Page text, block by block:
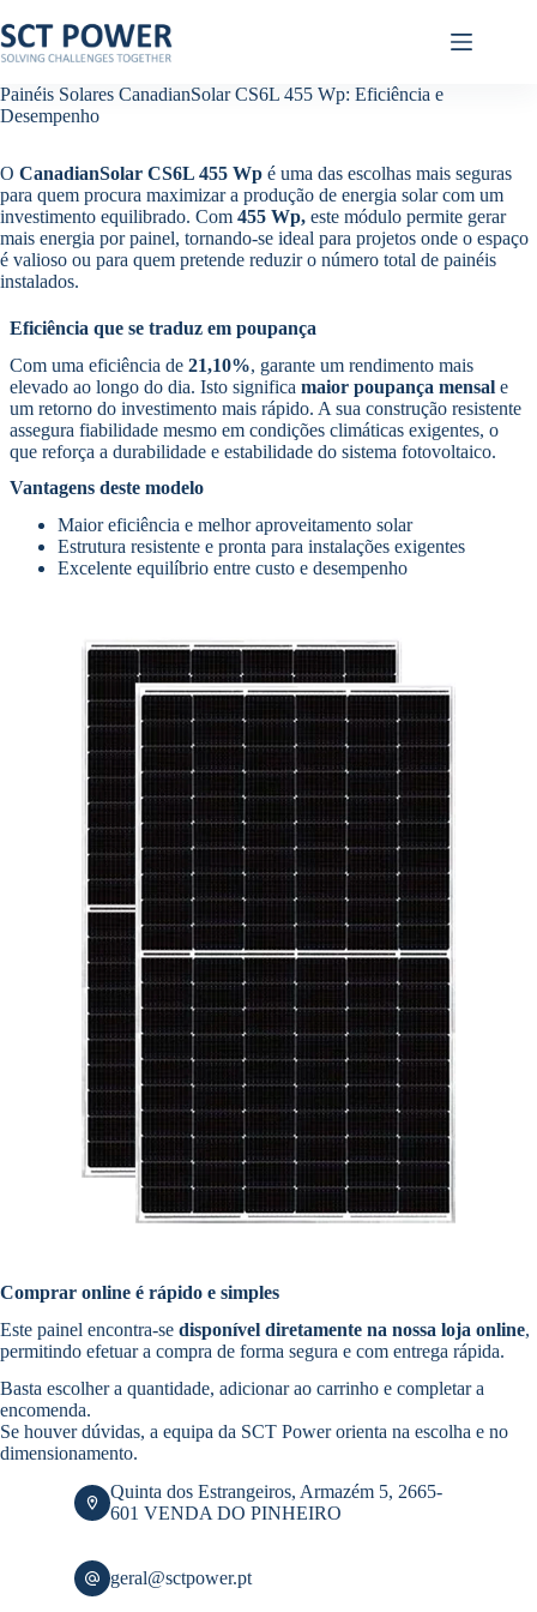
para
o
Painéis Solares CanadianSolar CS6L 455 Wp: Eficiência e
Desempenho
O CanadianSolar CS6L 455 Wp é uma das escolhas mais seguras
para quem procura maximizar a produção de energia solar com um
investimento equilibrado. Com 455 Wp, este módulo permite gerar
mais energia por painel, tornando-se ideal para projetos onde o espaço
é valioso ou para quem pretende reduzir o número total de painéis
instalados.
Eficiência que se traduz em poupança
Com uma eficiência de 21,10%, garante um rendimento mais
elevado ao longo do dia. Isto significa maior poupança mensal e
um retorno do investimento mais rápido. A sua construção resistente
assegura fiabilidade mesmo em condições climáticas exigentes, o
que reforça a durabilidade e estabilidade do sistema fotovoltaico.
Vantagens deste modelo
Maior eficiência e melhor aproveitamento solar
Estrutura resistente e pronta para instalações exigentes
Excelente equilíbrio entre custo e desempenho
Comprar online é rápido e simples
Este painel encontra-se disponível diretamente na nossa loja online,
permitindo efetuar a compra de forma segura e com entrega rápida.
Basta escolher a quantidade, adicionar ao carrinho e completar a
encomenda.
Se houver dúvidas, a equipa da SCT Power orienta na escolha e no
dimensionamento.
Quinta dos Estrangeiros, Armazém 5, 2665-
601 VENDA DO PINHEIRO
geral@sctpower.pt